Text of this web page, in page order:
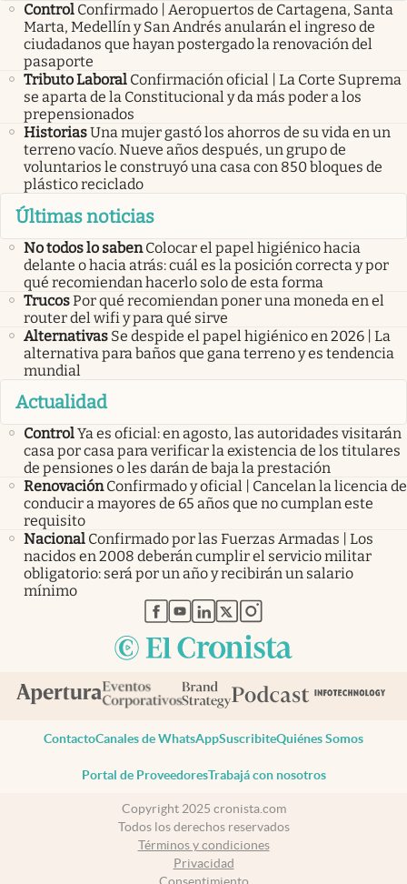
Control Confirmado | Aeropuertos de Cartagena, Santa
Marta, Medellín y San Andrés anularán el ingreso de
ciudadanos que hayan postergado la renovación del
pasaporte
Tributo Laboral Confirmación oficial | La Corte Suprema
se aparta de la Constitucional y da más poder a los
prepensionados
HistoriasUna mujer gastó los ahorros de su vida en un
terreno vacío. Nueve años después, un grupo de
voluntarios le construyó una casa con 850 bloques de
plástico reciclado
Últimas noticias
No todos lo saben Colocar el papel higiénico hacia
delante o hacia atrás: cuál es la posición correcta y por
qué recomiendan hacerlo solo de esta forma
TrucosPor qué recomiendan poner una moneda en el
router del wifi y para qué sirve
Alternativas Se despide el papel higiénico en 2026 | La
alternativa para baños que gana terreno y es tendencia
mundial
Actualidad
ControlYa es oficial: en agosto, las autoridades visitarán
casa por casa para verificar la existencia de los titulares
de pensiones o les darán de baja la prestación
Renovación Confirmado y oficial | Cancelan la licencia de
conducir a mayores de 65 años que no cumplan este
requisito
Nacional Confirmado por las Fuerzas Armadas | Los
nacidos en 2008 deberán cumplir el servicio militar
obligatorio: será por un año y recibirán un salario
mínimo
abre en nueva pestaña
abre en nueva pestaña
abre en nueva pestaña
abre en nueva pestaña
abre en nueva pestaña
ContactoCanales de WhatsAppSuscribiteQuiénes Somos
Portal de ProveedoresTrabajá con nosotros
Copyright 2025 cronista.com
Todos los derechos reservados
Términos y condiciones
Privacidad